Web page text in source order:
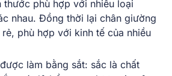
thước phù hợp với nhiều loại
nhau. Đồng thời lại chân giường
phù hợp với kinh tế của nhiều
làm bằng sắt: sắc là chất